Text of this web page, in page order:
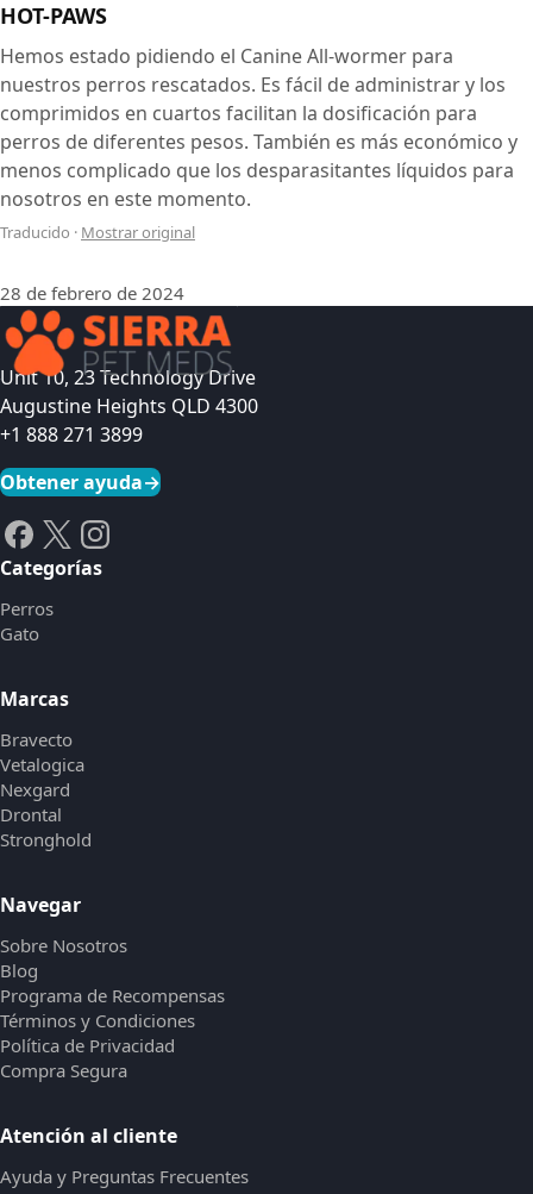
HOT-PAWS
Hemos estado pidiendo el Canine All-wormer para
nuestros perros rescatados. Es fácil de administrar y los
comprimidos en cuartos facilitan la dosificación para
perros de diferentes pesos. También es más económico y
menos complicado que los desparasitantes líquidos para
nosotros en este momento.
Traducido · Mostrar original
28 de febrero de 2024
Unit 10, 23 Technology Drive
Augustine Heights QLD 4300
+1 888 271 3899
Obtener ayuda→
Categorías
Perros
Gato
Marcas
Bravecto
Vetalogica
Nexgard
Drontal
Stronghold
Navegar
Sobre Nosotros
Blog
Programa de Recompensas
Términos y Condiciones
Política de Privacidad
Compra Segura
Atención al cliente
Ayuda y Preguntas Frecuentes